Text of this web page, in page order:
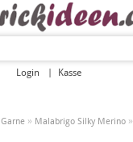
Login Kasse
Garne» Malabrigo Silky Merino»